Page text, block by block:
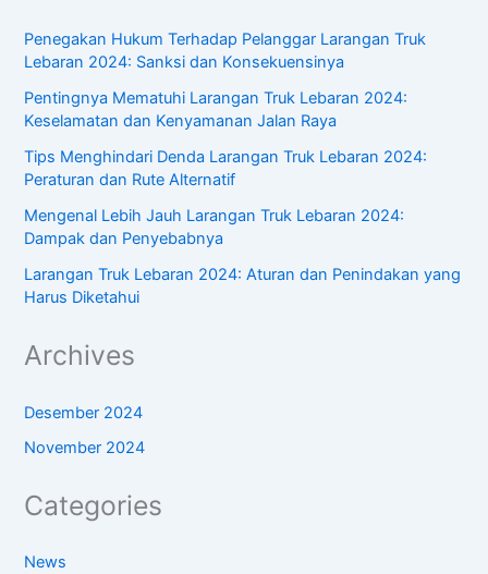
Penegakan Hukum Terhadap Pelanggar Larangan Truk
Lebaran 2024: Sanksi dan Konsekuensinya
Pentingnya Mematuhi Larangan Truk Lebaran 2024:
Keselamatan dan Kenyamanan Jalan Raya
Tips Menghindari Denda Larangan Truk Lebaran 2024:
Peraturan dan Rute Alternatif
Mengenal Lebih Jauh Larangan Truk Lebaran 2024:
Dampak dan Penyebabnya
Larangan Truk Lebaran 2024: Aturan dan Penindakan yang
Harus Diketahui
Archives
Desember 2024
November 2024
Categories
News